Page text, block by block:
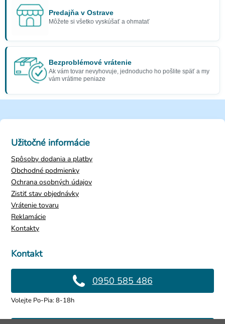
Predajňa v Ostrave
Môžete si všetko vyskúšať a ohmatať
Bezproblémové vrátenie
Ak vám tovar nevyhovuje, jednoducho ho pošlite späť a my
vám vrátime peniaze
Kontakt
0950 585 486
Volejte Po-Pia: 8-18h
Užitočné informácie
Spôsoby dodania a platby
Obchodné podmienky
Ochrana osobných údajov
Zistiť stav objednávky
Vrátenie tovaru
Reklamácie
Kontakty